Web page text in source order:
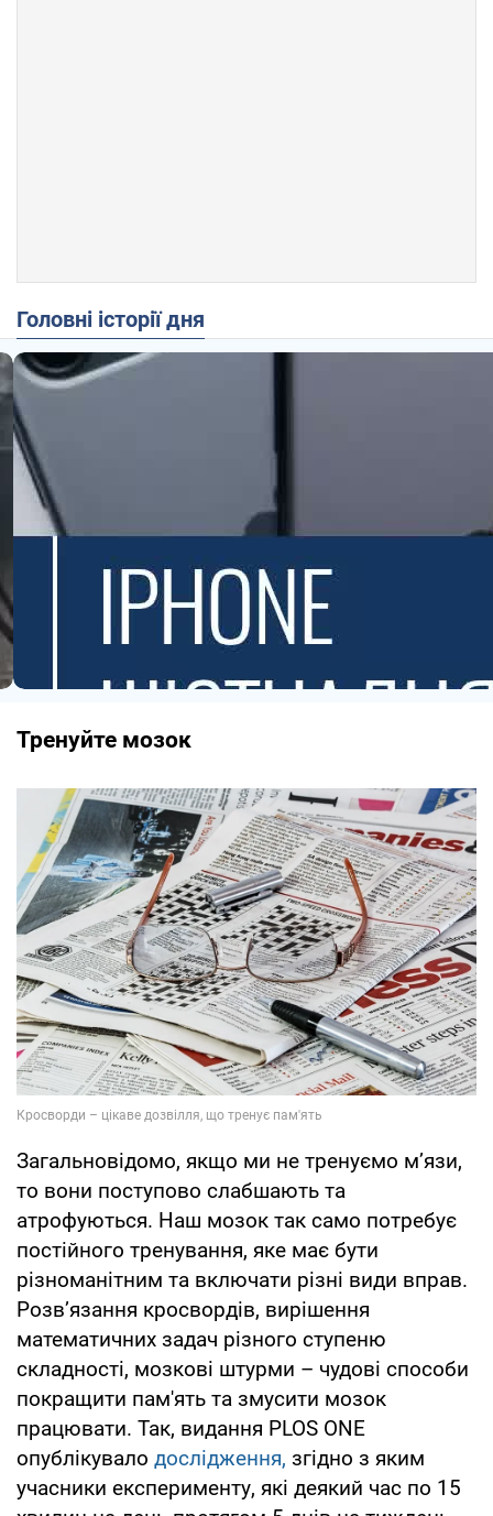
Головні історії дня
Тренуйте мозок
Загальновідомо, якщо ми не тренуємо м’язи,
то вони поступово слабшають та
атрофуються. Наш мозок так само потребує
постійного тренування, яке має бути
різноманітним та включати різні види вправ.
Розв’язання кросвордів, вирішення
математичних задач різного ступеню
складності, мозкові штурми – чудові способи
покращити пам'ять та змусити мозок
працювати. Так, видання PLOS ONE
опублікувало дослідження, згідно з яким
учасники експерименту, які деякий час по 15